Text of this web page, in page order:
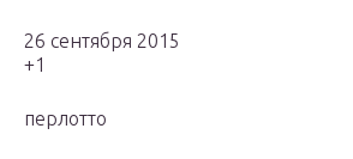
26 сентября 2015
+1
перлотто